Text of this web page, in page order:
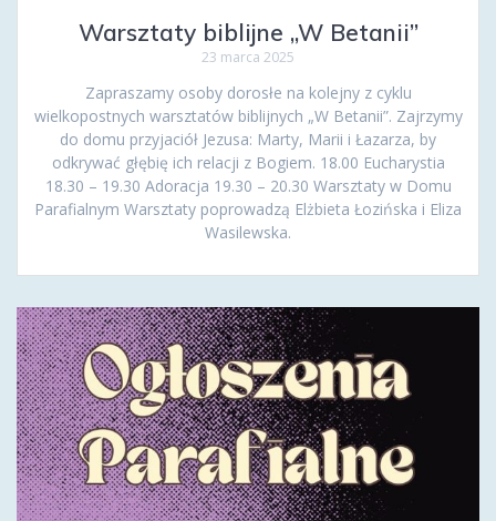
Warsztaty biblijne „W Betanii”
23 marca 2025
Zapraszamy osoby dorosłe na kolejny z cyklu
wielkopostnych warsztatów biblijnych „W Betanii”. Zajrzymy
do domu przyjaciół Jezusa: Marty, Marii i Łazarza, by
odkrywać głębię ich relacji z Bogiem. 18.00 Eucharystia
18.30 – 19.30 Adoracja 19.30 – 20.30 Warsztaty w Domu
Parafialnym Warsztaty poprowadzą Elżbieta Łozińska i Eliza
Wasilewska.